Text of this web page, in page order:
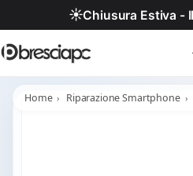
☀️
Home Riparazione Smartphone